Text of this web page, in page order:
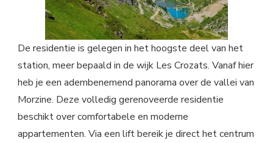
De residentie is gelegen in het hoogste deel van het
station, meer bepaald in de wijk Les Crozats. Vanaf hier
heb je een adembenemend panorama over de vallei van
Morzine. Deze volledig gerenoveerde residentie
beschikt over comfortabele en moderne
appartementen. Via een lift bereik je direct het centrum